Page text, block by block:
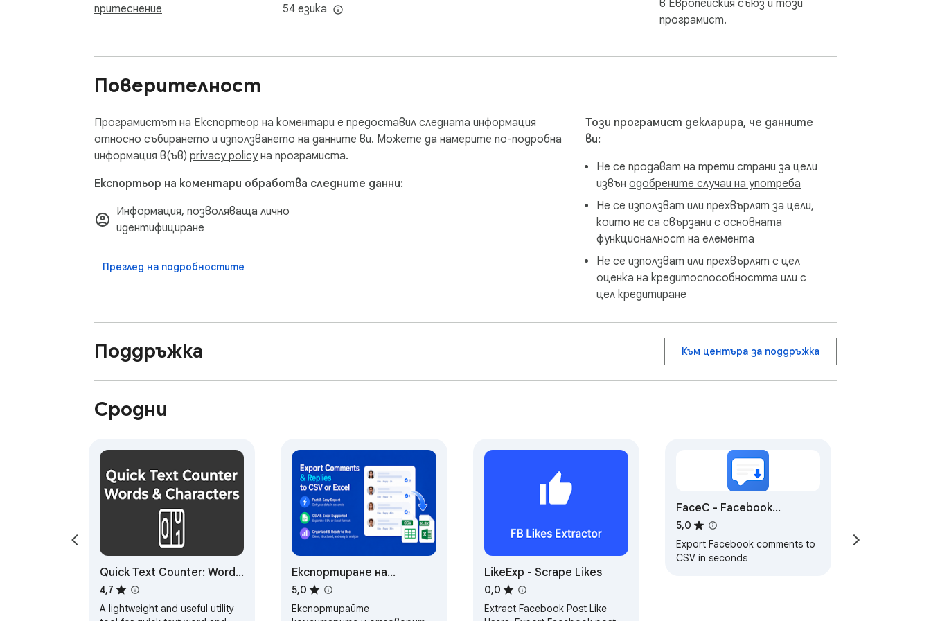
Your data stays on your device and is not stored or transmitted to our servers. We prioritize keeping your information secure and confidential.
притеснение
54 езика
в Европейския съюз и този
програмист.
Поверителност
Програмистът на Експортьор на коментари е предоставил следната информация
относно събирането и използването на данните ви. Можете да намерите по-подробна
информация в(ъв) privacy policyна програмиста.
Експортьор на коментари обработва следните данни:
Информация, позволяваща лично
идентифициране
Преглед на подробностите
Този програмист декларира, че данните
ви:
Не се продават на трети страни за цели
извънодобрените случаи на употреба
Не се използват или прехвърлят за цели,
които не са свързани с основната
функционалност на елемента
Не се използват или прехвърлят с цел
оценка на кредитоспособността или с
цел кредитиране
Поддръжка Към центъра за поддръжка
Сродни
Quick Text Counter: Words
& Characters
4,7
A lightweight and useful utility
Експортиране на
коментари за Facebook -
експортиране в CSV и
5,0
Експортирайте
LikeExp - Scrape Likes
0,0
Extract Facebook Post Like
FaceC - Facebook
comment export tool
5,0
Export Facebook comments to
CSV in seconds